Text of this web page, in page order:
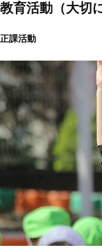
教育活動（大切
正課活動